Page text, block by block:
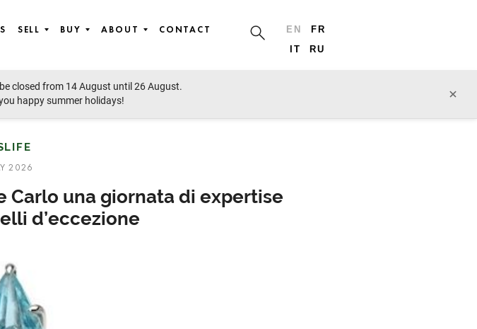
SELL BUY ABOUT CONTACT EN
FR
IT
RU
closed from 14 August until 26 August.
happy summer holidays!
×
2026
Carlo una giornata di expertise
d’eccezione